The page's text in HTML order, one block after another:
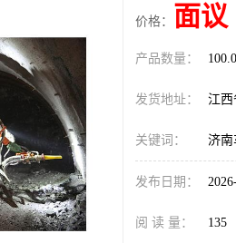
价格： 面议
产品数量：
发货地址： 江西
关键词： 济南
发布日期：
阅 读 量： 135